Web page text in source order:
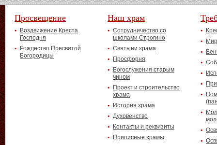
Просвещение
Воздвижение Креста
Господня
Рождество Пресвятой
Богородицы
Наш храм
Сотрудничество со
школами Строгино
Святыни храма
Просфорня
Богослужения старым
чином
Проект и строительство
храма
История храма
Духовенство
Контакты и реквизиты
Приписные храмы